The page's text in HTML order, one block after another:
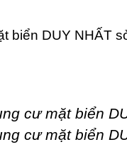
biển DUY NHẤT
cư mặt biển
cư mặt biển